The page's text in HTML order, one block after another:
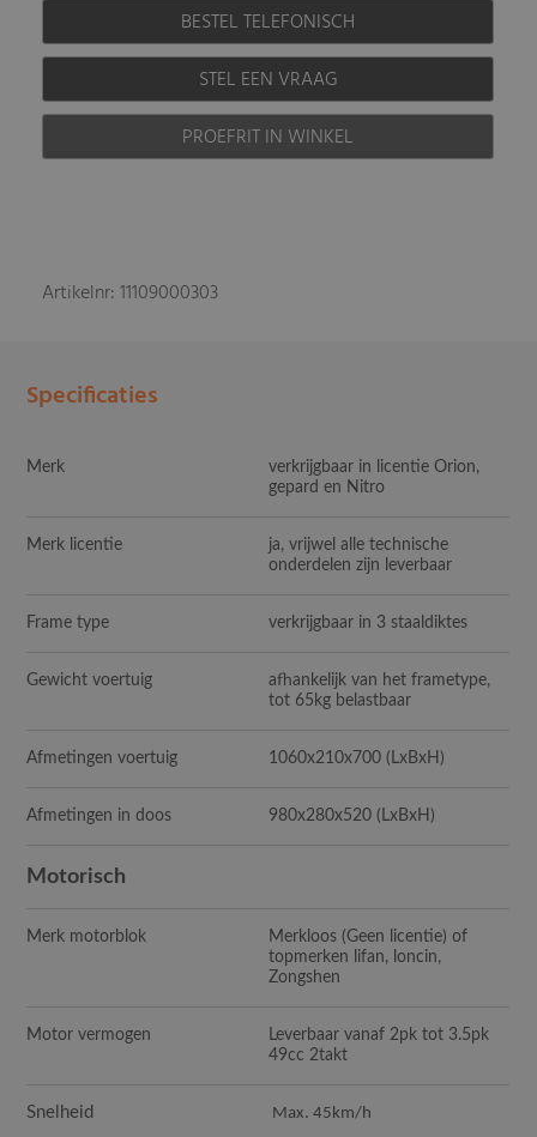
BESTEL TELEFONISCH
STEL EEN VRAAG
PROEFRIT IN WINKEL
Artikelnr: 11109000303
Specificaties
Merk
verkrijgbaar in licentie Orion,
gepard en Nitro
Merk licentie
ja, vrijwel alle technische
onderdelen zijn leverbaar
Frame type verkrijgbaar in 3 staaldiktes
Gewicht voertuig
afhankelijk van het frametype,
tot 65kg belastbaar
Afmetingen voertuig 1060x210x700 (LxBxH)
Afmetingen in doos 980x280x520 (LxBxH)
Motorisch
Merk motorblok
Merkloos (Geen licentie) of
topmerken lifan, loncin,
Zongshen
Motor vermogen
Leverbaar vanaf 2pk tot 3.5pk
49cc 2takt
Snelheid Max. 45km/h